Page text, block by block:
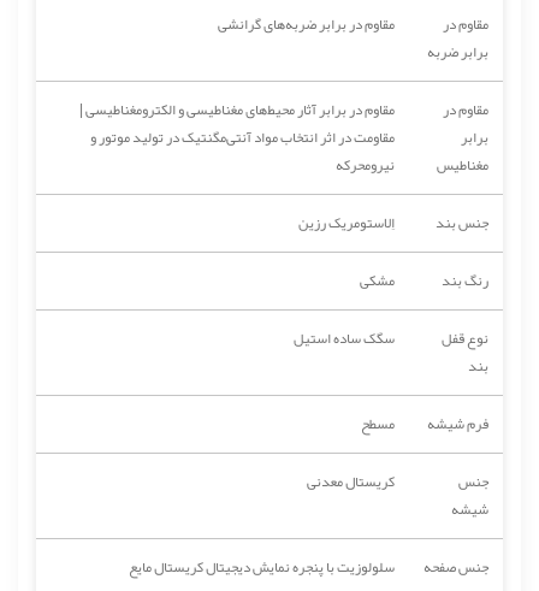
مقاوم در
برابر ضربه
مقاوم در برابر ضربه‌های گرانشی
مقاوم در
برابر
مغناطیس
مقاوم در برابر آثار محیط‌های مغناطیسی و الکترومغناطیسی |
مقاومت در اثر انتخاب مواد آنتی‌مگنتیک در تولید موتور و
نیرومحرکه
جنس بند
اِلاستومریک رزین
رنگ بند
مشکی
نوع قفل
بند
سگک ساده استیل
فرم شیشه
مسطح
جنس
شیشه
کریستال معدنی
جنس صفحه
سلولوزیت با پنجره نمایش دیجیتال کریستال مایع